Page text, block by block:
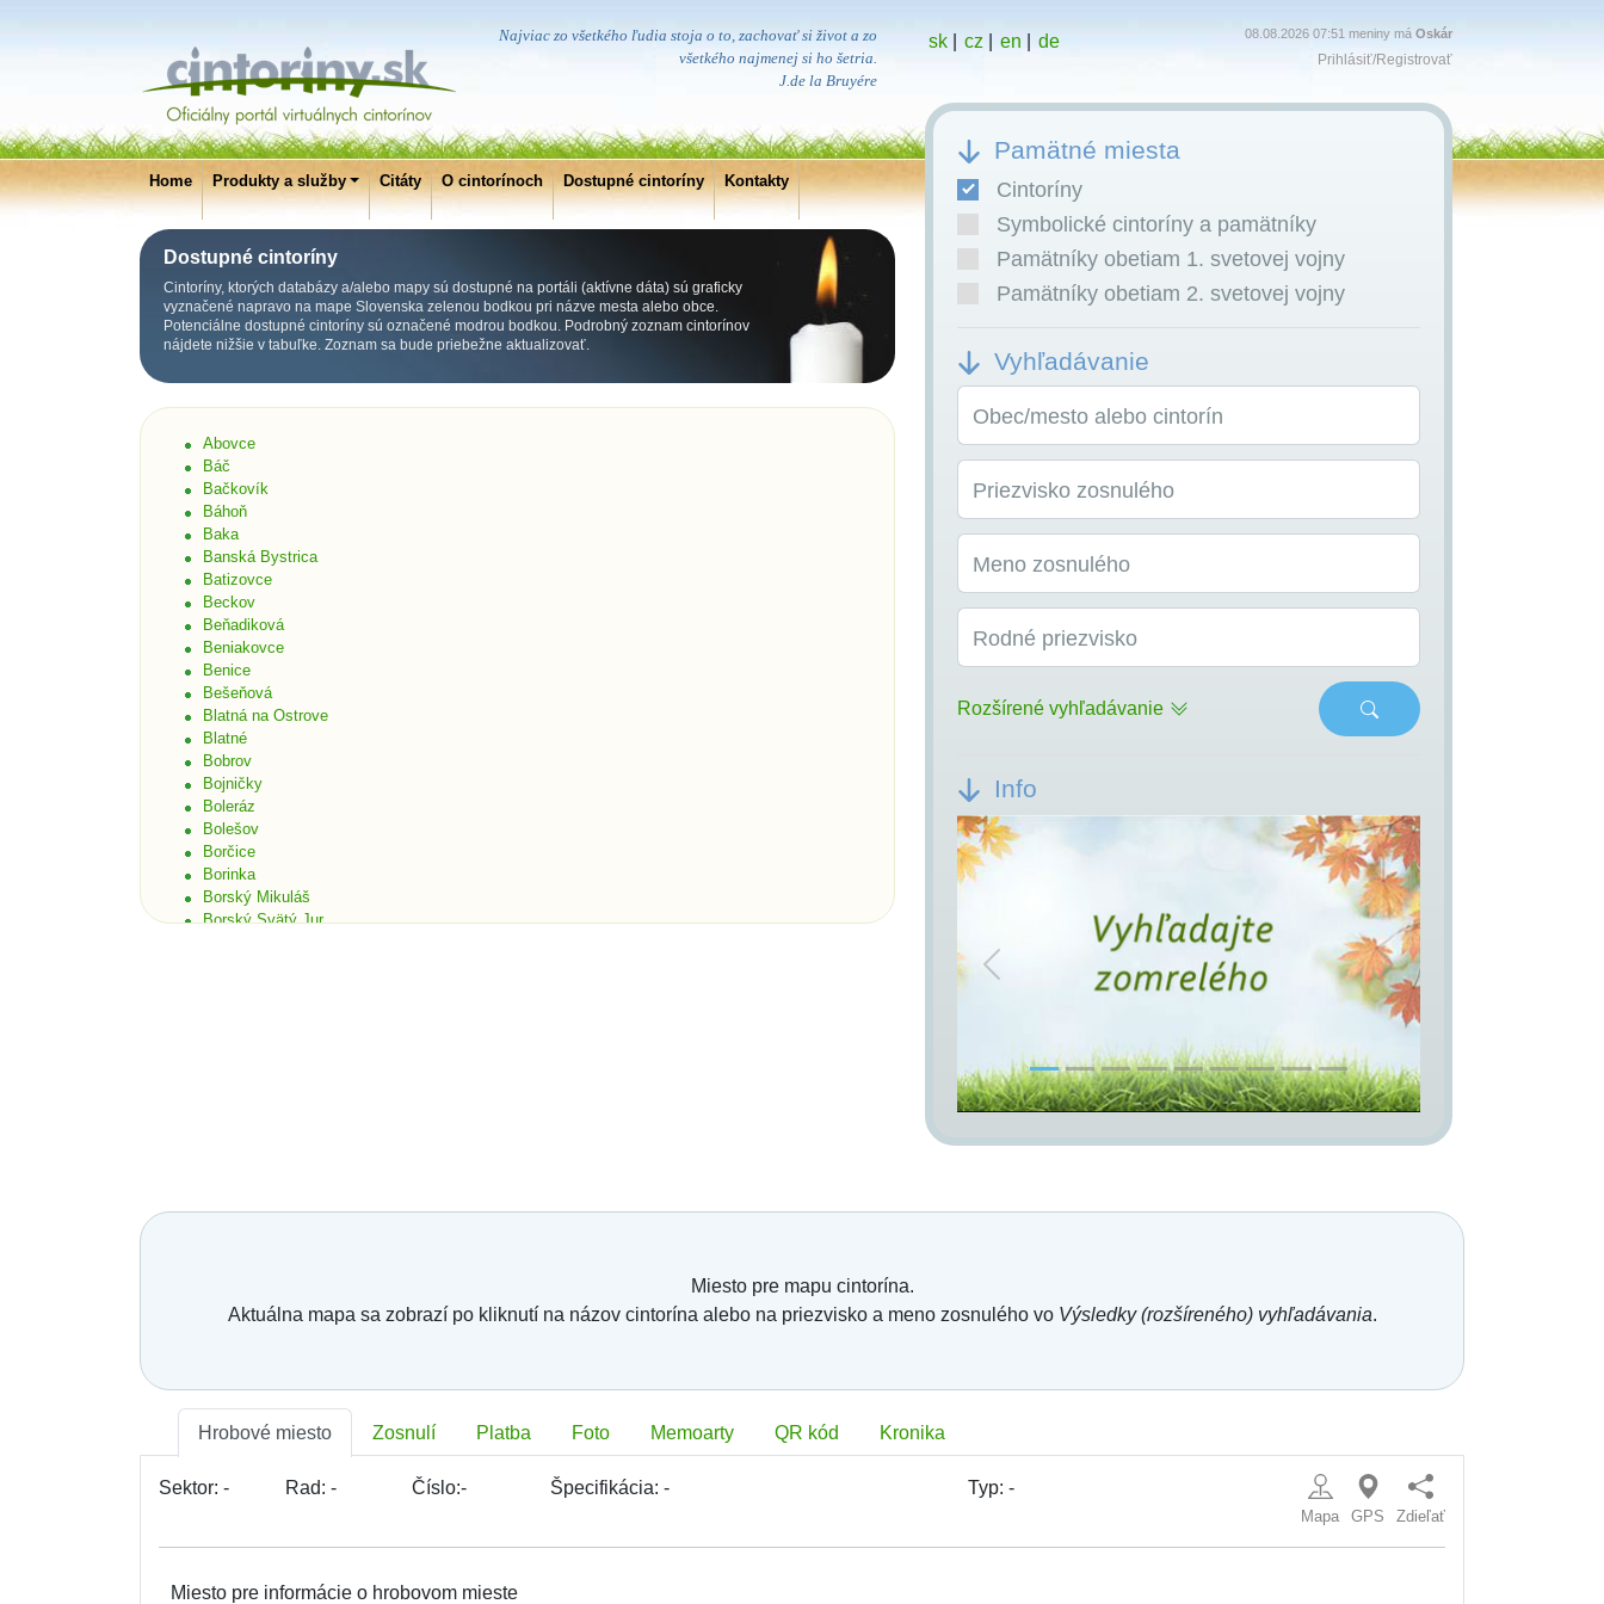
Najviac zo všetkého ľudia stoja o to, zachovať si život a zo
všetkého najmenej si ho šetria.
J.de la Bruyére
Home Produkty a služby Citáty O cintorínoch Dostupné cintoríny Kontakty
Dostupné cintoríny
Cintoríny, ktorých databázy a/alebo mapy sú dostupné na portáli (aktívne dáta) sú graficky
vyznačené napravo na mape Slovenska zelenou bodkou pri názve mesta alebo obce.
Potenciálne dostupné cintoríny sú označené modrou bodkou. Podrobný zoznam cintorínov
nájdete nižšie v tabuľke. Zoznam sa bude priebežne aktualizovať.
sk| cz en de 08.08.2026 07:51 meniny má Oskár
Prihlásiť/Registrovať
Pamätné miesta
Cintoríny
Symbolické cintoríny a pamätníky
Pamätníky obetiam 1. svetovej vojny
Pamätníky obetiam 2. svetovej vojny
Vyhľadávanie
Obec/mesto alebo cintorín
Priezvisko zosnulého
Meno zosnulého
Rodné priezvisko
Rozšírené vyhľadávanie
Info
Previous Next
Abovce
Báč
Bačkovík
Báhoň
Baka
Banská Bystrica
Batizovce
Beckov
Beňadiková
Beniakovce
Benice
Bešeňová
Blatná na Ostrove
Blatné
Bobrov
Bojničky
Boleráz
Bolešov
Borčice
Borinka
Borský Mikuláš
Borský Svätý Jur
Bratislava - Staré Mesto
Brekov
Budmerice
Bukovec okr. Košice
Buzica
Čachtice
Miesto pre mapu cintorína.
Aktuálna mapa sa zobrazí po kliknutí na názov cintorína alebo na priezvisko a meno zosnulého vo Výsledky (rozšíreného) vyhľadávania.
Hrobové miesto Zosnulí Platba Foto Memoarty QR kód Kronika
Sektor: - Rad:- Číslo:- Špecifikácia:- Typ: -
Mapa GPS Zdieľať
Miesto pre informácie o hrobovom mieste